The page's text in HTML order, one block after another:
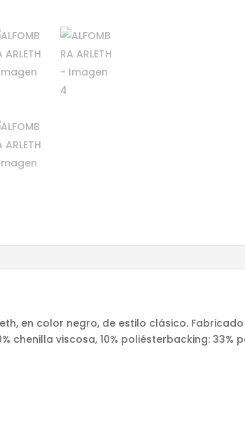
en color negro, de estilo clásico.
chenilla viscosa, 10% poliésterbacking: 33%